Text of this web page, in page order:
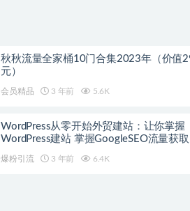
秋秋流量全家桶10门合集2023年（价值
元）
会员精品 3 年前 5.6K
WordPress从零开始外贸建站：让你掌握
WordPress建站 掌握GoogleSEO流量获取
爆粉引流 3 年前 6.4K